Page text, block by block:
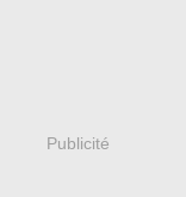
Publicité